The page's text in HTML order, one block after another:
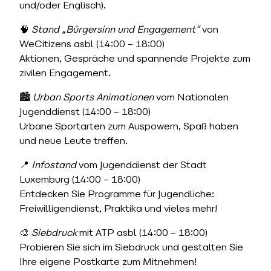
und/oder Englisch).
🧠 Stand „Bürgersinn und Engagement“von
WeCitizens asbl (14:00 – 18:00)
Aktionen, Gespräche und spannende Projekte zum
zivilen Engagement.
🏙️ Urban Sports Animationenvom Nationalen
Jugenddienst (14:00 – 18:00)
Urbane Sportarten zum Auspowern, Spaß haben
und neue Leute treffen.
📍 Infostandvom Jugenddienst der Stadt
Luxemburg (14:00 – 18:00)
Entdecken Sie Programme für Jugendliche:
Freiwilligendienst, Praktika und vieles mehr!
🎨 Siebdruckmit ATP asbl (14:00 – 18:00)
Probieren Sie sich im Siebdruck und gestalten Sie
Ihre eigene Postkarte zum Mitnehmen!